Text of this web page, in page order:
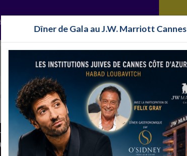
Cacher Montpellier
Dîner de Gala au J.W. Marriott Cannes